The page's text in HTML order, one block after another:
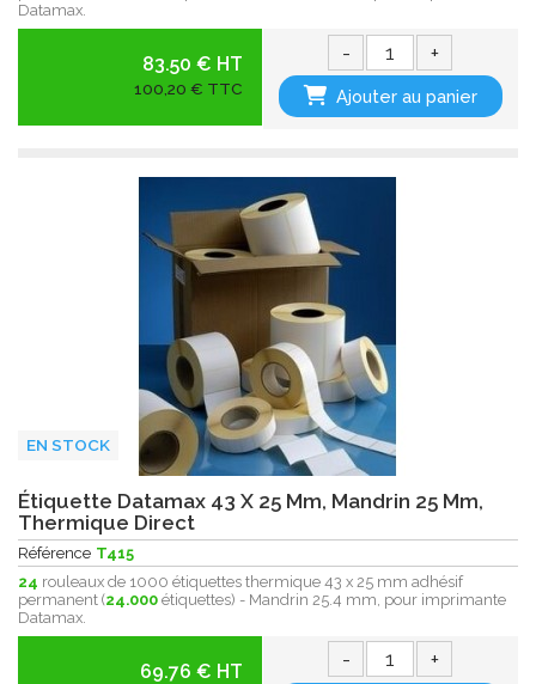
Datamax.
83.50 € HT
100,20 € TTC
- +
Ajouter au panier
EN STOCK
Étiquette Datamax 43 X 25 Mm, Mandrin 25 Mm,
Thermique Direct
Référence T415
24 rouleaux de 1000 étiquettes thermique 43 x 25 mm adhésif
permanent (24.000 étiquettes) - Mandrin 25.4 mm, pour imprimante
Datamax.
69.76 € HT - +